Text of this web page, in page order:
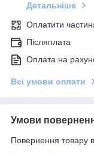
Детальніше
Оплатити
Післяплата
Оплата на
Всі умови оплати
Умови
Повернення товару